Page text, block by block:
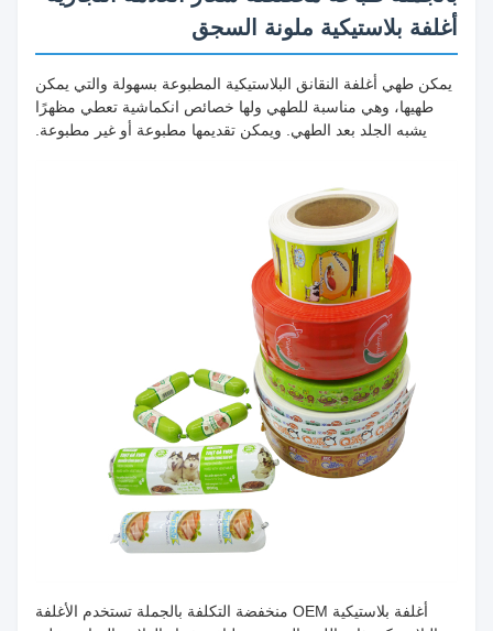
أغلفة بلاستيكية ملونة السجق
يمكن طهي أغلفة النقانق البلاستيكية المطبوعة بسهولة والتي يمكن
طهيها، وهي مناسبة للطهي ولها خصائص انكماشية تعطي مظهرًا
يشبه الجلد بعد الطهي. ويمكن تقديمها مطبوعة أو غير مطبوعة.
أغلفة بلاستيكية OEM منخفضة التكلفة بالجملة تستخدم الأغلفة